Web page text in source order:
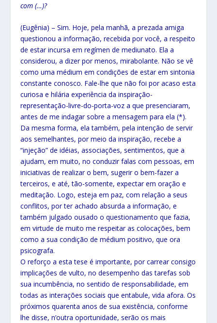
com (…)?
(Eugênia) – Sim. Hoje, pela manhã, a prezada amiga
questionou a informação, recebida por você, a respeito
de estar incursa em regímen de mediunato. Ela a
considerou, a dizer por menos, mirabolante. Não se vê
como uma médium em condições de estar em sintonia
constante conosco. Fale-lhe que não foi por acaso esta
curiosa e hilária experiência da inspiração-
representação-livre-do-porta-voz a que presenciaram,
antes de me indagar sobre a mensagem para ela (*).
Da mesma forma, ela também, pela intenção de servir
aos semelhantes, por meio da inspiração, recebe a
“injeção” de idéias, associações, sentimentos, que a
ajudam, em muito, no conduzir falas com pessoas, em
iniciativas de realizar o bem, sugerir o bem-fazer a
terceiros, e até, tão-somente, expectar em oração e
meditação. Logo, esteja em paz, com relação a seus
conflitos, por ter achado absurda a informação, e
também julgado ousado o questionamento que fazia,
em virtude de muito me respeitar as colocações, bem
como a sua condição de médium positivo, que ora
psicografa.
O reforço a esta tese é importante, por carrear consigo
implicações de vulto, no desempenho das tarefas sob
sua incumbência, no sentido de responsabilidade, em
todas as interações sociais que entabule, vida afora. Os
próximos quarenta anos de sua existência, conforme
lhe disse, n’outra oportunidade, serão os mais